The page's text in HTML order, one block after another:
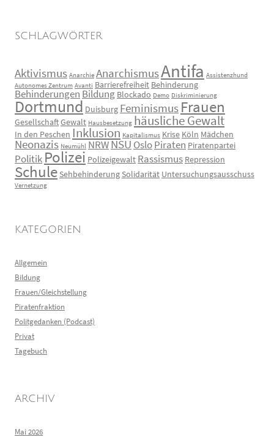
SCHLAGWÖRTER
Aktivismus Anarchie AnarchismusAntifa Assistenzhund
Autonomes Zentrum Avanti Barrierefreiheit Behinderung
Behinderungen Bildung Blockado Demo Diskriminierung
Dortmund Duisburg Feminismus Frauen
GesellschaftGewalt Hausbesetzung häusliche Gewalt
In den Peschen Inklusion Kapitalismus Krise Köln Mädchen
Neonazis Neumühl NRWNSU OsloPiraten Piratenpartei
Politik Polizei Polizeigewalt Rassismus Repression
Schule Sehbehinderung Solidarität Untersuchungsausschuss
Vernetzung
KATEGORIEN
Allgemein
Bildung
Frauen/Gleichstellung
Piratenfraktion
Politgedanken (Podcast)
Privat
Tagebuch
ARCHIV
Mai 2026